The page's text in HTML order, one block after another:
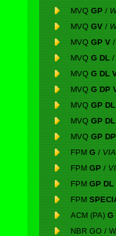
MVQ GP /
MVQ GV /
MVQ GP V /
MVQ G DL /
MVQ G DL
MVQ G DP
MVQ GP DL
MVQ GP
MVQ GP
FPM G / VIA
FPM GP /
FPM GP DL
FPM
ACM (PA) G
NBR GO /